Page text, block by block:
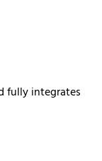
fully integrates